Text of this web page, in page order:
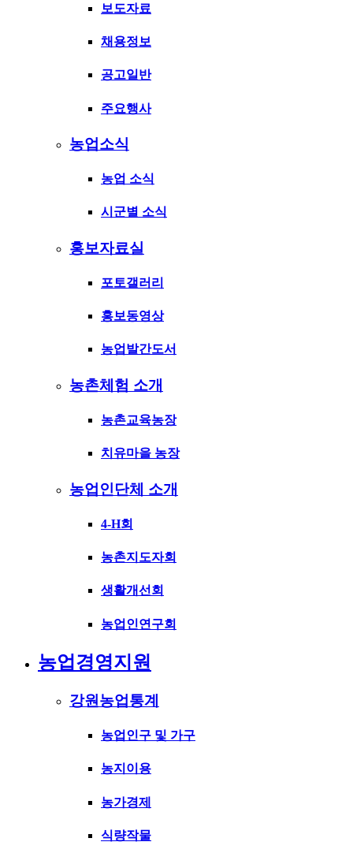
보도자료
채용정보
공고일반
주요행사
농업소식
농업 소식
시군별 소식
홍보자료실
포토갤러리
홍보동영상
농업발간도서
농촌체험 소개
농촌교육농장
치유마을 농장
농업인단체 소개
4-H회
농촌지도자회
생활개선회
농업인연구회
농업경영지원
강원농업통계
농업인구 및 가구
농지이용
농가경제
식량작물